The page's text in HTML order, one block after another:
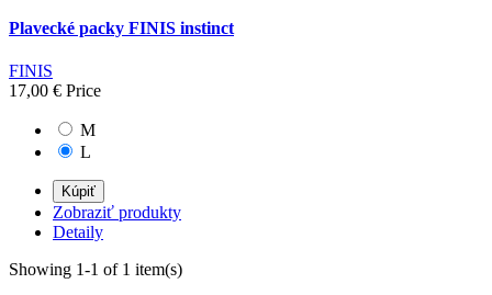
Plavecké packy FINIS instinct
FINIS
17,00 € Price
M
L
Kúpiť
Zobraziť produkty
Detaily
Showing 1-1 of 1 item(s)